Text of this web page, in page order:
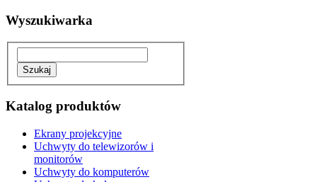
Wyszukiwarka
Katalog produktów
Ekrany projekcyjne
Uchwyty do telewizorów i
monitorów
Uchwyty do komputerów